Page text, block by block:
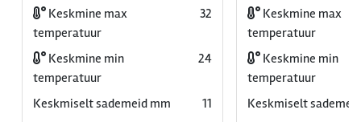
Keskmine max
temperatuur
32
Keskmine min
temperatuur
24
Keskmiselt sademeid mm
11
Keskmine max
temperatuur
Keskmine min
temperatuur
Keskmiselt